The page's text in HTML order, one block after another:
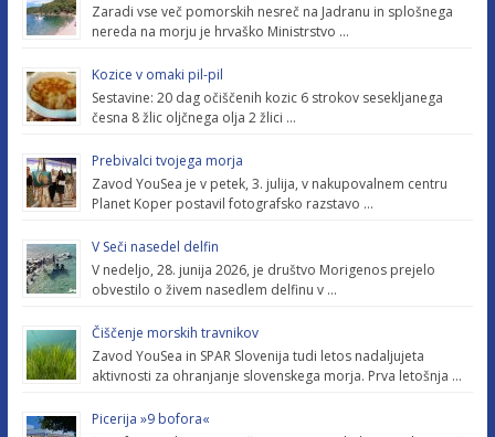
Zaradi vse več pomorskih nesreč na Jadranu in splošnega
nereda na morju je hrvaško Ministrstvo …
Kozice v omaki pil-pil
Sestavine: 20 dag očiščenih kozic 6 strokov sesekljanega
česna 8 žlic oljčnega olja 2 žlici …
Prebivalci tvojega morja
Zavod YouSea je v petek, 3. julija, v nakupovalnem centru
Planet Koper postavil fotografsko razstavo …
V Seči nasedel delfin
V nedeljo, 28. junija 2026, je društvo Morigenos prejelo
obvestilo o živem nasedlem delfinu v …
Čiščenje morskih travnikov
Zavod YouSea in SPAR Slovenija tudi letos nadaljujeta
aktivnosti za ohranjanje slovenskega morja. Prva letošnja …
Picerija »9 bofora«